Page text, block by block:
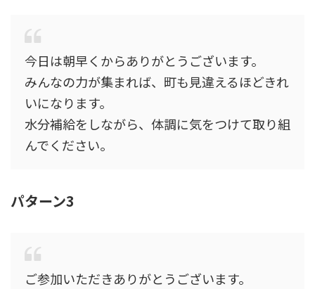
今日は朝早くからありがとうございます。
みんなの力が集まれば、町も見違えるほどきれ
いになります。
水分補給をしながら、体調に気をつけて取り組
んでください。
パターン3
ご参加いただきありがとうございます。